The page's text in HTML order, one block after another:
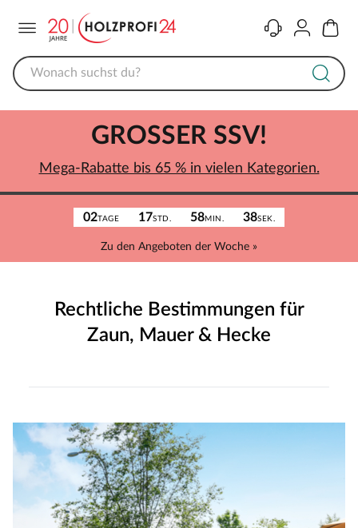
KontaktKonto
02TAGE 17STD. 58MIN. 38SEK.
Zu den Angeboten der Woche »
GROSSER SSV!
Mega-Rabatte bis 65 % in vielen Kategorien.
Rechtliche Bestimmungen für
Zaun, Mauer & Hecke